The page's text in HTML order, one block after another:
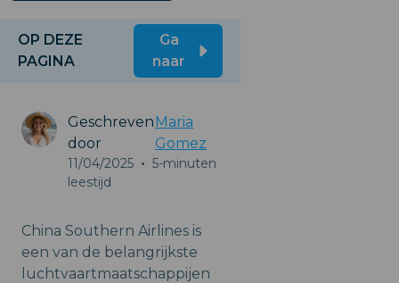
OP DEZE
PAGINA
Ga
naar
Geschreven
door
Maria
Gomez
11/04/2025 • 5-minuten
leestijd
China Southern Airlines is
een van de belangrijkste
luchtvaartmaatschappijen